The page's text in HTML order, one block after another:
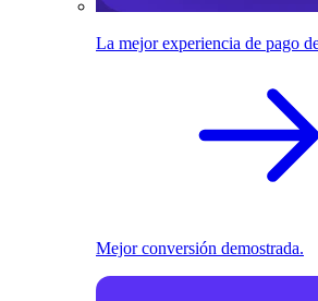
La mejor experiencia de pago
Mejor conversión demostrada.